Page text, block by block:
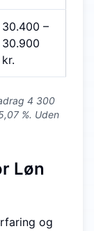
30.400 –
30.900
kr.
4 300
%. Uden
Løn
og